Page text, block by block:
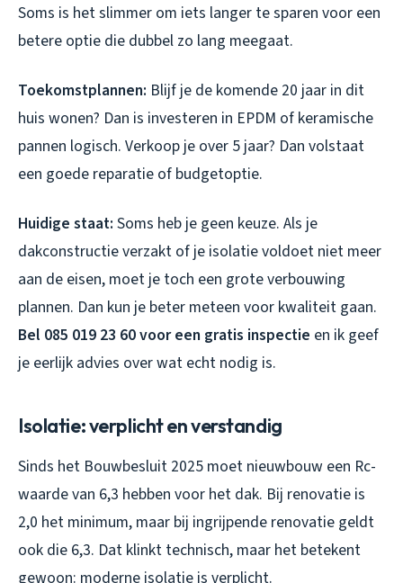
Soms is het slimmer om iets langer te sparen voor een
betere optie die dubbel zo lang meegaat.
Toekomstplannen: Blijf je de komende 20 jaar in dit
huis wonen? Dan is investeren in EPDM of keramische
pannen logisch. Verkoop je over 5 jaar? Dan volstaat
een goede reparatie of budgetoptie.
Huidige staat: Soms heb je geen keuze. Als je
dakconstructie verzakt of je isolatie voldoet niet meer
aan de eisen, moet je toch een grote verbouwing
plannen. Dan kun je beter meteen voor kwaliteit gaan.
Bel 085 019 23 60 voor een gratis inspectie en ik geef
je eerlijk advies over wat echt nodig is.
Isolatie: verplicht en verstandig
Sinds het Bouwbesluit 2025 moet nieuwbouw een Rc-
waarde van 6,3 hebben voor het dak. Bij renovatie is
2,0 het minimum, maar bij ingrijpende renovatie geldt
ook die 6,3. Dat klinkt technisch, maar het betekent
gewoon: moderne isolatie is verplicht.